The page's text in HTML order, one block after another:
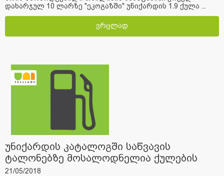
დახარჯულ 10 ლარზე "ეკოგაზში" უნიქარდის 1.9 ქულა ...
ვრცლად
უნიქარდის კატალოგში საწვავის
ტალონებზე მოსალოდნელია ქულების
ცვლილება
21/05/2018